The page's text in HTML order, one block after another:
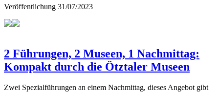
Veröffentlichung 31/07/2023
2 Führungen, 2 Museen, 1 Nachmittag:
Kompakt durch die Ötztaler Museen
Zwei Spezialführungen an einem Nachmittag, dieses Angebot gibt